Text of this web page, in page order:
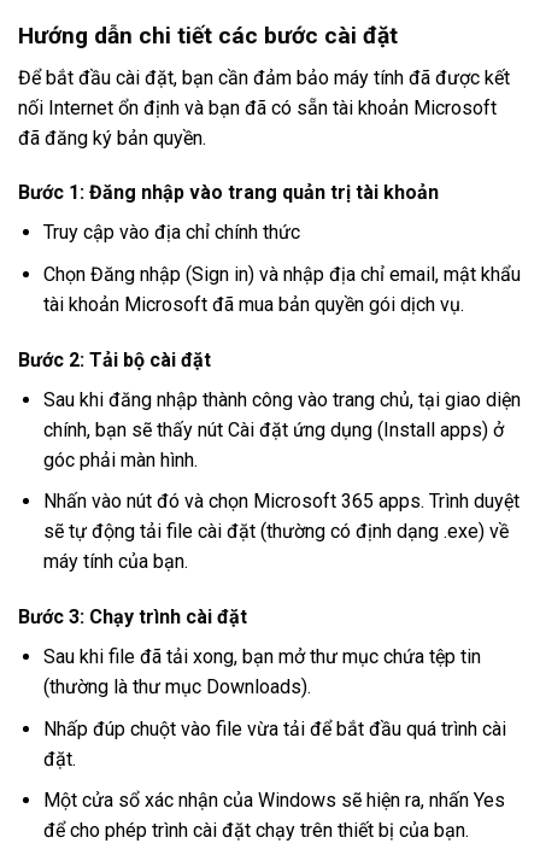
Hướng dẫn chi tiết các bước cài đặt
Để bắt đầu cài đặt, bạn cần đảm bảo máy tính đã được kết
nối Internet ổn định và bạn đã có sẵn tài khoản Microsoft
đã đăng ký bản quyền.
Bước 1: Đăng nhập vào trang quản trị tài khoản
Truy cập vào địa chỉ chính thức
Chọn Đăng nhập (Sign in) và nhập địa chỉ email, mật khẩu
tài khoản Microsoft đã mua bản quyền gói dịch vụ.
Bước 2: Tải bộ cài đặt
Sau khi đăng nhập thành công vào trang chủ, tại giao diện
chính, bạn sẽ thấy nút Cài đặt ứng dụng (Install apps) ở
góc phải màn hình.
Nhấn vào nút đó và chọn Microsoft 365 apps. Trình duyệt
sẽ tự động tải file cài đặt (thường có định dạng .exe) về
máy tính của bạn.
Bước 3: Chạy trình cài đặt
Sau khi file đã tải xong, bạn mở thư mục chứa tệp tin
(thường là thư mục Downloads).
Nhấp đúp chuột vào file vừa tải để bắt đầu quá trình cài
đặt.
Một cửa sổ xác nhận của Windows sẽ hiện ra, nhấn Yes
để cho phép trình cài đặt chạy trên thiết bị của bạn.